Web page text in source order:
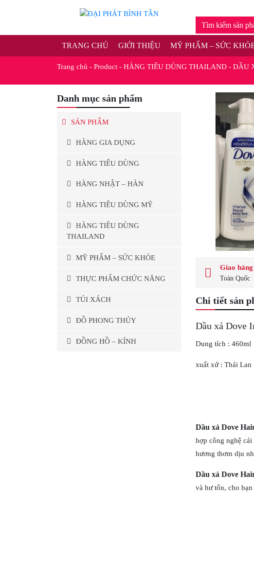
TRANG CHỦ GIỚI THIỆU MỸ PHẨM – SỨC
Trang chủ - Product - HÀNG TIÊU DÙNG THAILAND - DẦU
Giao
Toàn Quốc
Chi tiết sản
Dầu xả Dove
Dung tích : 460ml
xuất xứ : Thái Lan
Dầu xả Dove
hợp công nghệ
hương thơm dịu
Dầu xả Dove
và hư tổn, cho
Danh mục sản phẩm
SẢN PHẨM
HÀNG GIA DỤNG
HÀNG TIÊU DÙNG
HÀNG NHẬT – HÀN
HÀNG TIÊU DÙNG MỸ
HÀNG TIÊU DÙNG
THAILAND
MỸ PHẨM – SỨC KHỎE
THỰC PHẨM CHỨC NĂNG
TÚI XÁCH
ĐỒ PHONG THỦY
ĐỒNG HỒ – KÍNH